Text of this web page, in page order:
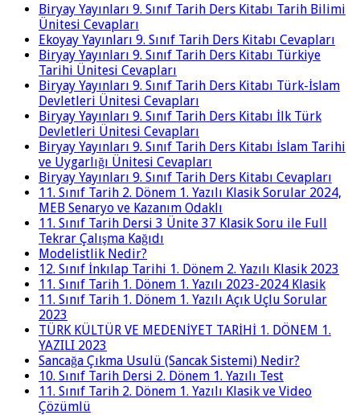
Biryay Yayınları 9. Sınıf Tarih Ders Kitabı Tarih Bilimi
Ünitesi Cevapları
Ekoyay Yayınları 9. Sınıf Tarih Ders Kitabı Cevapları
Biryay Yayınları 9. Sınıf Tarih Ders Kitabı Türkiye
Tarihi Ünitesi Cevapları
Biryay Yayınları 9. Sınıf Tarih Ders Kitabı Türk-İslam
Devletleri Ünitesi Cevapları
Biryay Yayınları 9. Sınıf Tarih Ders Kitabı İlk Türk
Devletleri Ünitesi Cevapları
Biryay Yayınları 9. Sınıf Tarih Ders Kitabı İslam Tarihi
ve Uygarlığı Ünitesi Cevapları
Biryay Yayınları 9. Sınıf Tarih Ders Kitabı Cevapları
11. Sınıf Tarih 2. Dönem 1. Yazılı Klasik Sorular 2024,
MEB Senaryo ve Kazanım Odaklı
11. Sınıf Tarih Dersi 3 Ünite 37 Klasik Soru ile Full
Tekrar Çalışma Kağıdı
Modelistlik Nedir?
12. Sınıf İnkılap Tarihi 1. Dönem 2. Yazılı Klasik 2023
11. Sınıf Tarih 1. Dönem 1. Yazılı 2023-2024 Klasik
11. Sınıf Tarih 1. Dönem 1. Yazılı Açık Uçlu Sorular
2023
TÜRK KÜLTÜR VE MEDENİYET TARİHİ 1. DÖNEM 1.
YAZILI 2023
Sancağa Çıkma Usulü (Sancak Sistemi) Nedir?
10. Sınıf Tarih Dersi 2. Dönem 1. Yazılı Test
11. Sınıf Tarih 2. Dönem 1. Yazılı Klasik ve Video
Çözümlü